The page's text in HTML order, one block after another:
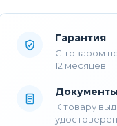
Гарантия
С товаром
12 месяцев
Документы
К товару